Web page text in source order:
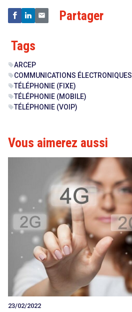
Partager
Tags
sellARCEP
sellCOMMUNICATIONS ÉLECTRONIQUES
sellTÉLÉPHONIE (FIXE)
sellTÉLÉPHONIE (MOBILE)
sellTÉLÉPHONIE (VOIP)
Vous aimerez aussi
23/02/2022